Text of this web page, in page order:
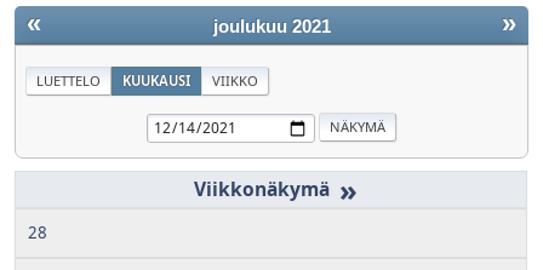
« »
joulukuu 2021
LUETTELO KUUKAUSI VIIKKO
»
28